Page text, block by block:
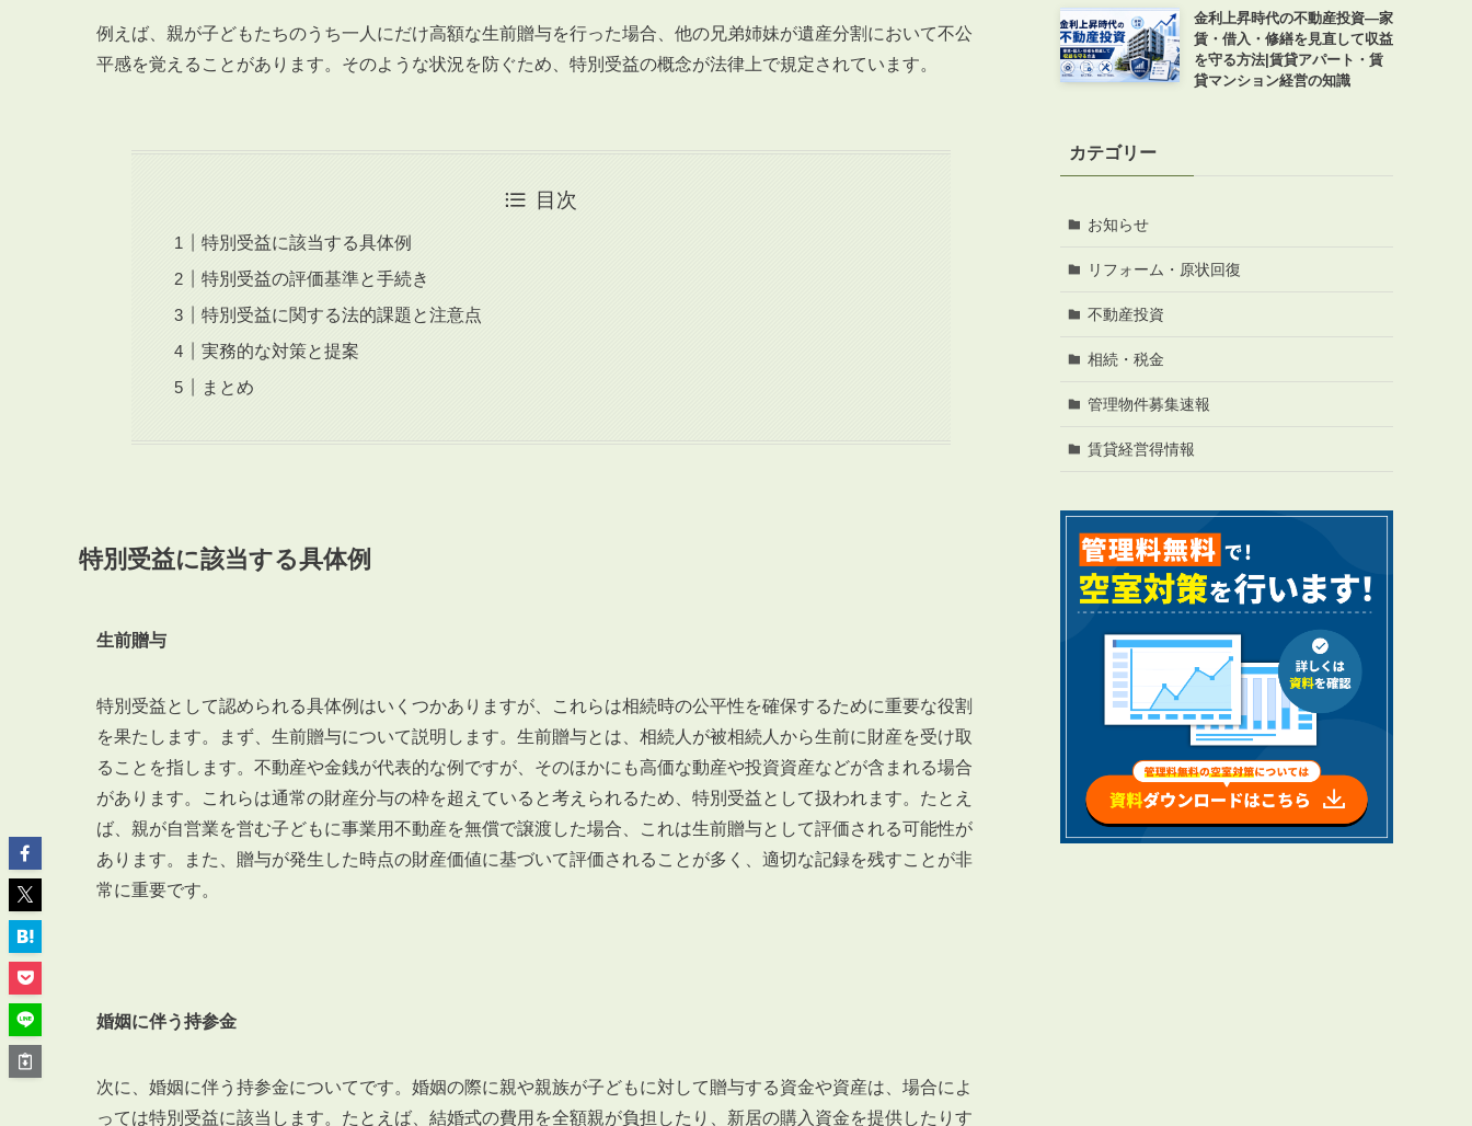
ABOUT
企業理念
スタッフ紹介
グループ会社紹介
採用情報
仲介会社とのネットワークで情報提供力に自信あり
物件プロモーション＆バリューアップリフォーム
RENTAL
管理料無料について
４つの強み
報酬と独自の保証内容
手続きの流れ
賃料査定について
賃貸管理を依頼したい方
アパートの大規模修繕について
お問い合わせ
例えば、親が子どもたちのうち一人にだけ高額な生前贈与を行った場合、他の兄弟姉妹が遺産分割において不公
平感を覚えることがあります。そのような状況を防ぐため、特別受益の概念が法律上で規定されています。
目次
特別受益に該当する具体例
特別受益の評価基準と手続き
特別受益に関する法的課題と注意点
実務的な対策と提案
まとめ
特別受益に該当する具体例
生前贈与
特別受益として認められる具体例はいくつかありますが、これらは相続時の公平性を確保するために重要な役割
を果たします。まず、生前贈与について説明します。生前贈与とは、相続人が被相続人から生前に財産を受け取
ることを指します。不動産や金銭が代表的な例ですが、そのほかにも高価な動産や投資資産などが含まれる場合
があります。これらは通常の財産分与の枠を超えていると考えられるため、特別受益として扱われます。たとえ
ば、親が自営業を営む子どもに事業用不動産を無償で譲渡した場合、これは生前贈与として評価される可能性が
あります。また、贈与が発生した時点の財産価値に基づいて評価されることが多く、適切な記録を残すことが非
常に重要です。
婚姻に伴う持参金
次に、婚姻に伴う持参金についてです。婚姻の際に親や親族が子どもに対して贈与する資金や資産は、場合によ
っては特別受益に該当します。たとえば、結婚式の費用を全額親が負担したり、新居の購入資金を提供したりす
金利上昇時代の不動産投資―家
賃・借入・修繕を見直して収益
を守る方法|賃貸アパート・賃
貸マンション経営の知識
カテゴリー
お知らせ
リフォーム・原状回復
不動産投資
相続・税金
管理物件募集速報
賃貸経営得情報